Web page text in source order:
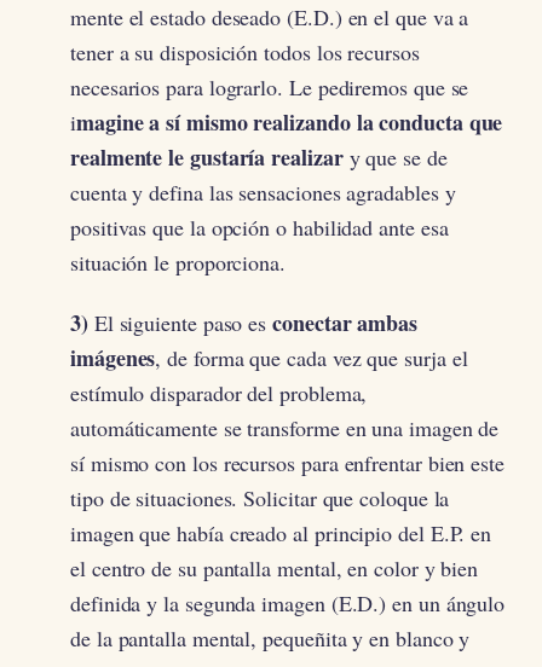
mente el estado deseado (E.D.) en el que va a
tener a su disposición todos los recursos
necesarios para lograrlo. Le pediremos que se
imagine a sí mismo realizando la conducta que
realmente le gustaría realizary que se de
cuenta y defina las sensaciones agradables y
positivas que la opción o habilidad ante esa
situación le proporciona.
3) El siguiente paso esconectar ambas
imágenes, de forma que cada vez que surja el
estímulo disparador del problema,
automáticamente se transforme en una imagen de
sí mismo con los recursos para enfrentar bien este
tipo de situaciones. Solicitar que coloque la
imagen que había creado al principio del E.P. en
el centro de su pantalla mental, en color y bien
definida y la segunda imagen (E.D.) en un ángulo
de la pantalla mental, pequeñita y en blanco y